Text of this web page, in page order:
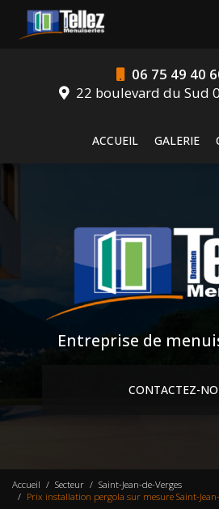
contenu
06 75 49 40
22 boulevard du Sud
ACCUEIL
GALERIE
Entreprise de
CONTACTEZ-
Accueil Secteur
Saint-Jean-de-Verges
Prix installation pergola sur mesure Saint-